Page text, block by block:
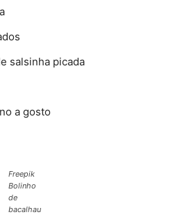
salsinha picada
a gosto
Freepik
Bolinho
de
bacalhau